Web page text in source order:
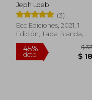
Jeph Loeb
(3)
Ecc Ediciones, 2021, 1
Edición, Tapa Blanda,
Nuevo